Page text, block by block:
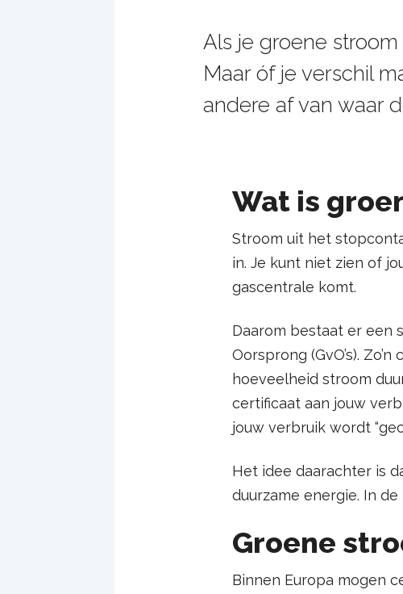
Als je groene
Maar óf je verschil
andere af van waar
Wat is
Stroom uit het
in. Je kunt niet zien of
gascentrale komt.
Daarom bestaat er een
Oorsprong (GvO’s).
hoeveelheid stroom
certificaat aan jouw
jouw verbruik wordt
Het idee daarachter is
duurzame energie. In
Groene
Binnen Europa mogen